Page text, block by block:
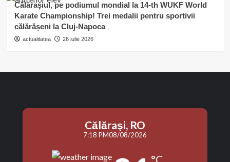
Călărașiul, pe podiumul mondial la 14-th WUKF World
Karate Championship! Trei medalii pentru sportivii
călărășeni la Cluj-Napoca
actualitatea 26 iulie 2026
Călăraşi, RO
7:18 PM08/08/2026
°C